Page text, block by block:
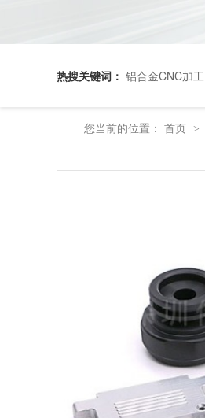
热搜关键词： 铝合金CNC加工
您当前的位置： 首页 >